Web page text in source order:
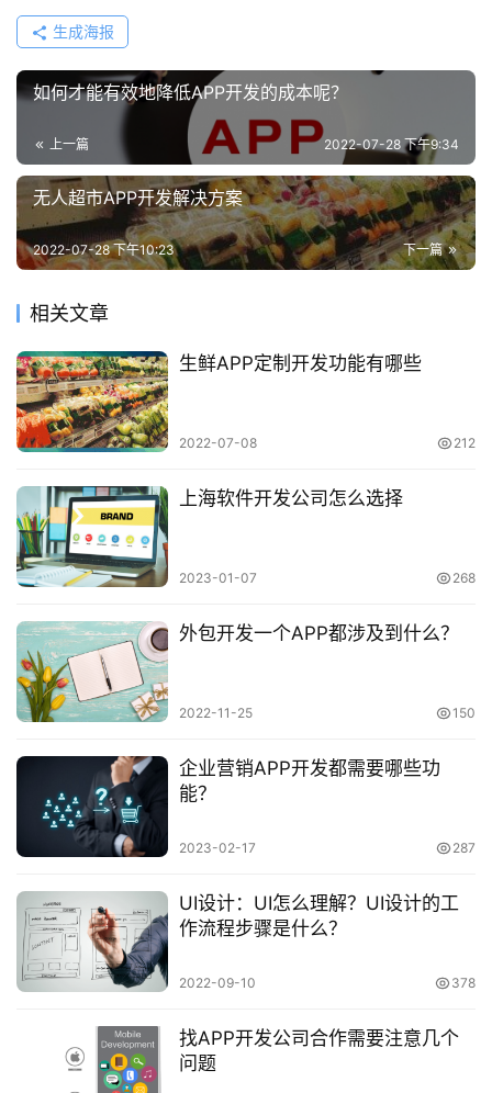
生成海报
如何才能有效地降低APP开发的成本呢？
上一篇 2022-07-28 下午9:34
无人超市APP开发解决方案
下一篇
2022-07-28 下午10:23
相关文章
生鲜APP定制开发功能有哪些
2022-07-08 212
上海软件开发公司怎么选择
2023-01-07 268
外包开发一个APP都涉及到什么？
2022-11-25 150
企业营销APP开发都需要哪些功
能？
2023-02-17 287
UI设计：UI怎么理解？UI设计的工
作流程步骤是什么？
2022-09-10 378
找APP开发公司合作需要注意几个
问题